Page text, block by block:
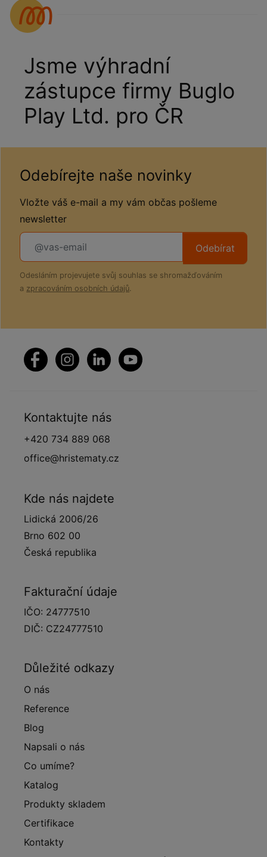
Jsme výhradní
zástupce firmy Buglo
Play Ltd. pro ČR
Odebírejte naše novinky
Vložte váš e-mail a my vám občas pošleme
newsletter
Odebírat
Odesláním projevujete svůj souhlas se shromažďováním
a zpracováním osobních údajů.
Kontaktujte nás
+420 734 889 068
office@hristematy.cz
Kde nás najdete
Lidická 2006/26
Brno 602 00
Česká republika
Fakturační údaje
IČO: 24777510
DIČ: CZ24777510
Důležité odkazy
O nás
Reference
Blog
Napsali o nás
Co umíme?
Katalog
Produkty skladem
Certifikace
Kontakty